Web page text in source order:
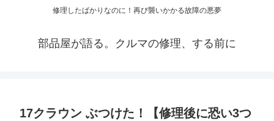
修理したばかりなのに！再び襲いかかる故障の悪夢
部品屋が語る。クルマの修理、する前に
17クラウン ぶつけた！【修理後に恐い3つ